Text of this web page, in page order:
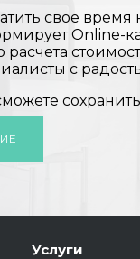
свое время
Online-
расчета
с
Услуги